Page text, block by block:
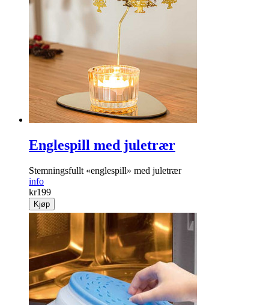
Englespill med juletrær
Stemningsfullt «englespill» med juletrær
info
kr199
Kjøp